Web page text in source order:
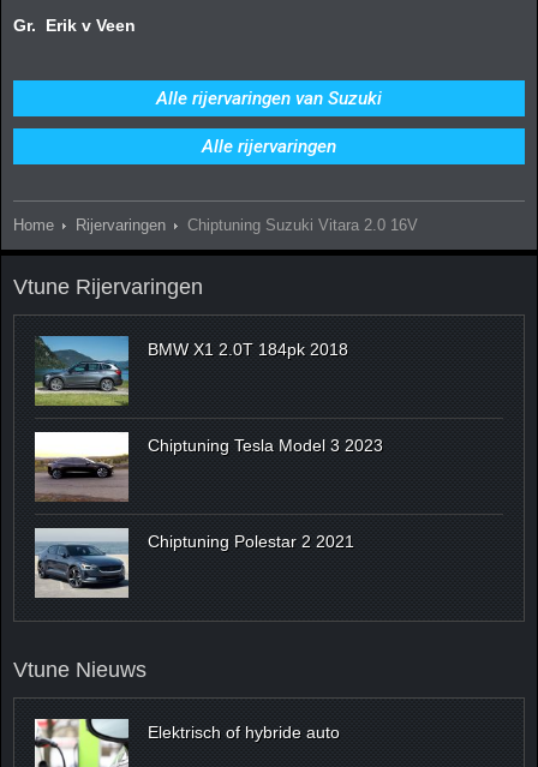
Gr. Erik v Veen
Alle rijervaringen van Suzuki
Alle rijervaringen
Home Rijervaringen Chiptuning Suzuki Vitara 2.0 16V
Vtune Rijervaringen
BMW X1 2.0T 184pk 2018
Chiptuning Tesla Model 3 2023
Chiptuning Polestar 2 2021
Vtune Nieuws
Elektrisch of hybride auto